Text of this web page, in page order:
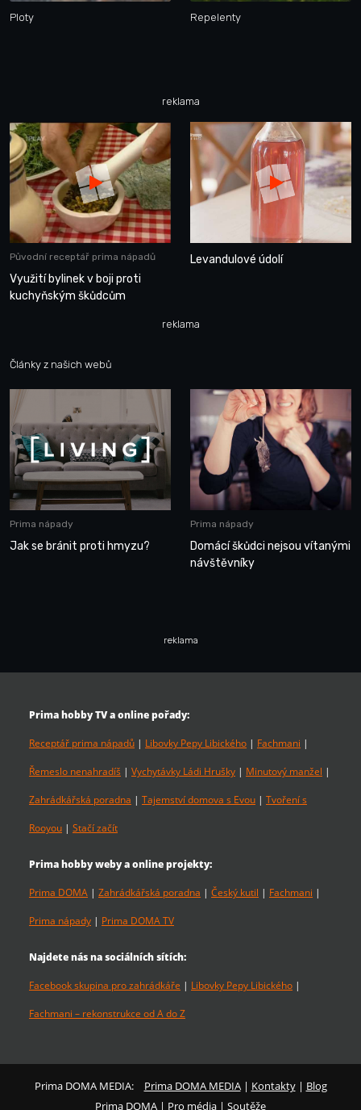
Ploty Repelenty
reklama
Původní receptář prima nápadů
Využití bylinek v boji proti
kuchyňským škůdcům
Levandulové údolí
reklama
Články z našich webů
Prima nápady
Jak se bránit proti hmyzu?
Prima nápady
Domácí škůdci nejsou vítanými
návštěvníky
reklama
Prima hobby TV a online pořady:
Receptář prima nápadů | Libovky Pepy Libického | Fachmani |
Řemeslo nenahradíš | Vychytávky Ládi Hrušky | Minutový manžel |
Zahrádkářská poradna | Tajemství domova s Evou | Tvoření s
Rooyou | Stačí začít
Prima hobby weby a online projekty:
Prima DOMA | Zahrádkářská poradna | Český kutil | Fachmani |
Prima nápady | Prima DOMA TV
Najdete nás na sociálních sítích:
Facebook skupina pro zahrádkáře | Libovky Pepy Libického |
Fachmani – rekonstrukce od A do Z
Prima DOMA MEDIA: Prima DOMA MEDIA| Kontakty| Blog
Prima DOMA | Pro média | Soutěže